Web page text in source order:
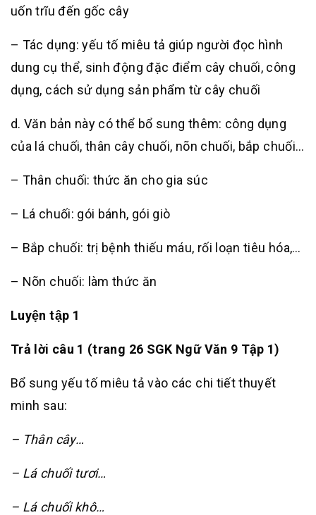
uốn trĩu đến gốc cây
– Tác dụng: yếu tố miêu tả giúp người đọc hình
dung cụ thể, sinh động đặc điểm cây chuối, công
dụng, cách sử dụng sản phẩm từ cây chuối
d. Văn bản này có thể bổ sung thêm: công dụng
của lá chuối, thân cây chuối, nõn chuối, bắp chuối…
– Thân chuối: thức ăn cho gia súc
– Lá chuối: gói bánh, gói giò
– Bắp chuối: trị bệnh thiếu máu, rối loạn tiêu hóa,…
– Nõn chuối: làm thức ăn
Luyện tập 1
Trả lời câu 1 (trang 26 SGK Ngữ Văn 9 Tập 1)
Bổ sung yếu tố miêu tả vào các chi tiết thuyết
minh sau:
– Thân cây…
– Lá chuối tươi…
– Lá chuối khô…